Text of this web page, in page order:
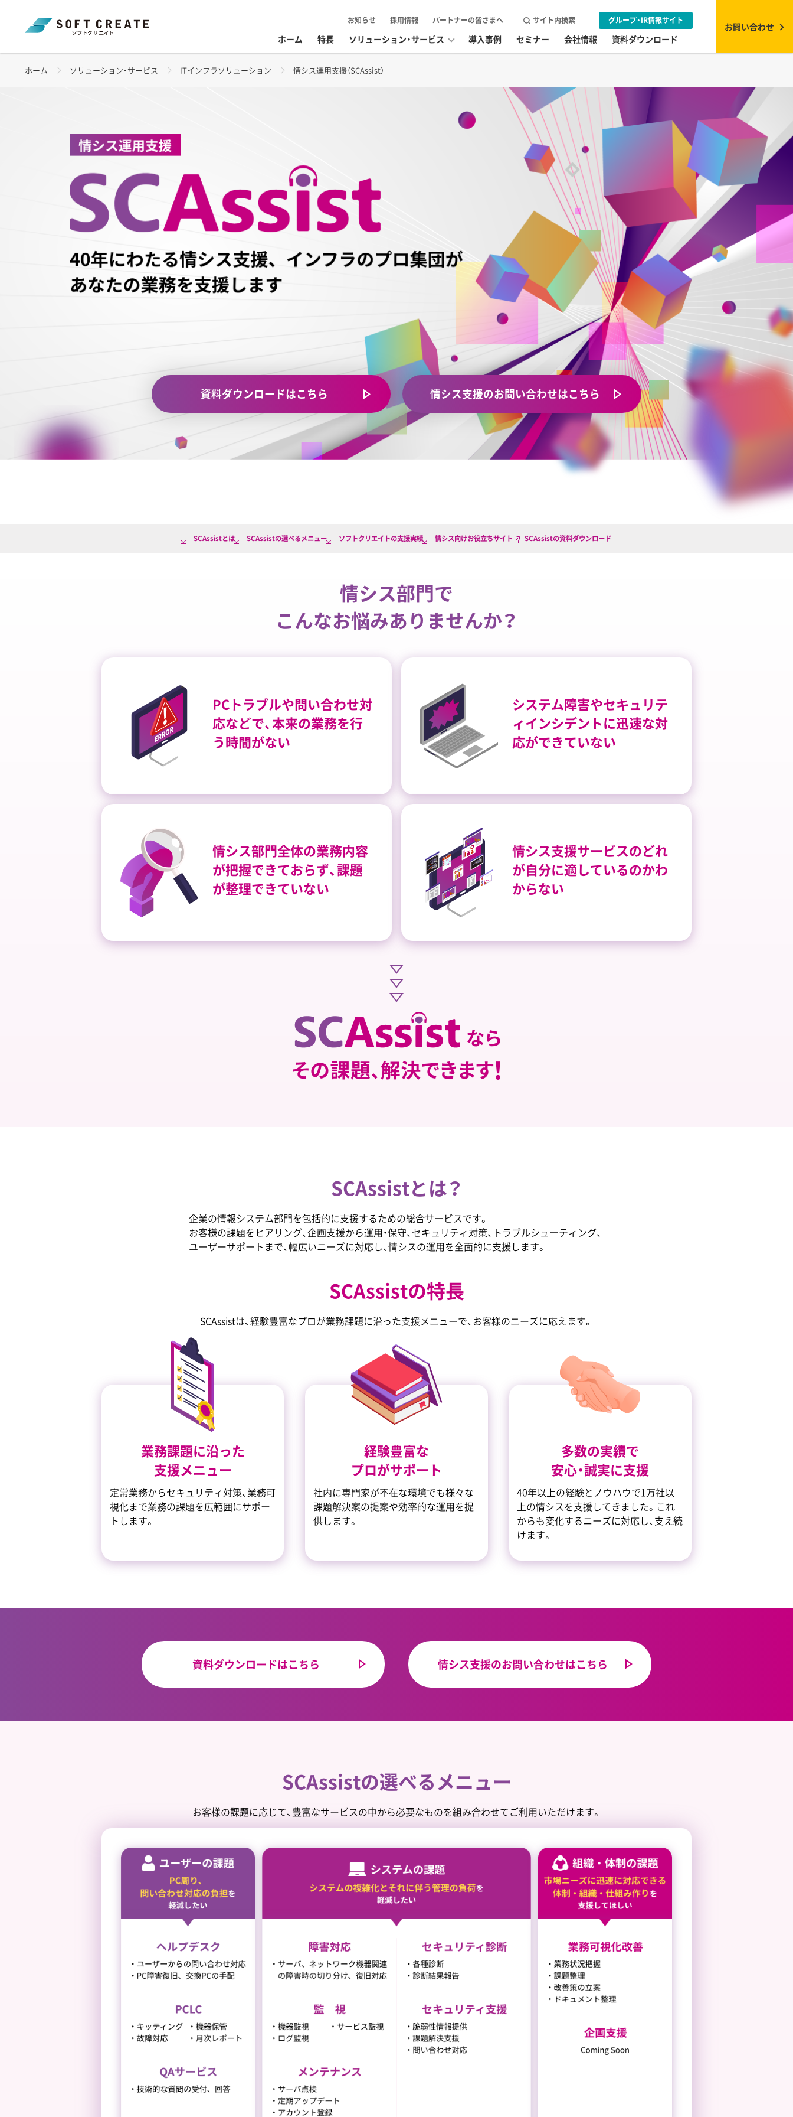
ホーム 特長 ソリューション・サービス 導入事例 セミナー 会社情報 資料ダウンロード
お知らせ 採用情報 パートナーの皆さまへ サイト内検索 グループ・IR情報サイト
お問い合わせ
ホーム ソリューション・サービス ITインフラソリューション 情シス運用支援（SCAssist）
資料ダウンロードはこちら 情シス支援のお問い合わせはこちら
SCAssistとは SCAssistの選べるメニュー ソフトクリエイトの支援実績 情シス向けお役立ちサイト SCAssistの資料ダウンロード
情シス部門で
こんなお悩みありませんか？
PCトラブルや問い合わせ対
応などで、本来の業務を行
う時間がない
システム障害やセキュリテ
ィインシデントに迅速な対
応ができていない
情シス部門全体の業務内容
が把握できておらず、課題
が整理できていない
情シス支援サービスのどれ
が自分に適しているのかわ
からない
SCAssistとは？
企業の情報システム部門を包括的に支援するための総合サービスです。
お客様の課題をヒアリング、企画支援から運用・保守、セキュリティ対策、トラブルシューティング、
ユーザーサポートまで、幅広いニーズに対応し、情シスの運用を全面的に支援します。
SCAssistの特長
SCAssistは、経験豊富なプロが業務課題に沿った支援メニューで、お客様のニーズに応えます。
業務課題に沿った
支援メニュー
定常業務からセキュリティ対策、業務可
視化まで業務の課題を広範囲にサポー
トします。
経験豊富な
プロがサポート
社内に専門家が不在な環境でも様々な
課題解決案の提案や効率的な運用を提
供します。
多数の実績で
安心・誠実に支援
40年以上の経験とノウハウで1万社以
上の情シスを支援してきました。これ
からも変化するニーズに対応し、支え続
けます。
資料ダウンロードはこちら 情シス支援のお問い合わせはこちら
SCAssistの選べるメニュー
お客様の課題に応じて、豊富なサービスの中から必要なものを組み合わせてご利用いただけます。